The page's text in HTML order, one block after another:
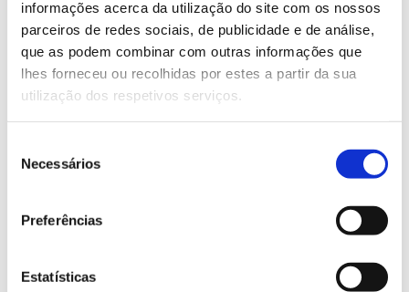
informações acerca da utilização do site com os nossos
parceiros de redes sociais, de publicidade e de análise,
que as podem combinar com outras informações que
lhes forneceu ou recolhidas por estes a partir da sua
utilização dos respetivos serviços.
Necessários
Preferências
Estatísticas
– Avaliar o efeito da fertirrega na formação,
produção e qualidade da cortiça, utilizando para o
efeito plantações já existentes com sobreiros adultos
ou em situação de pré desbóia (nome dado ao
científico para a instalação de novos povoamentos
Coordenado pela Universidade de Évora, tem como